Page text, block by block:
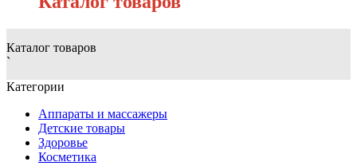
Каталог товаров
`
Категории
Аппараты и массажеры
Детские товары
Здоровье
Косметика